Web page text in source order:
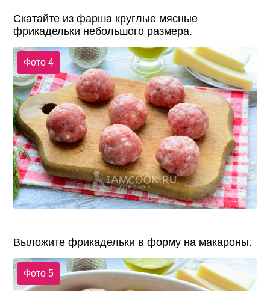
Скатайте из фарша круглые мясные
фрикадельки небольшого размера.
Фото 4
Выложите фрикадельки в форму на макароны.
Фото 5